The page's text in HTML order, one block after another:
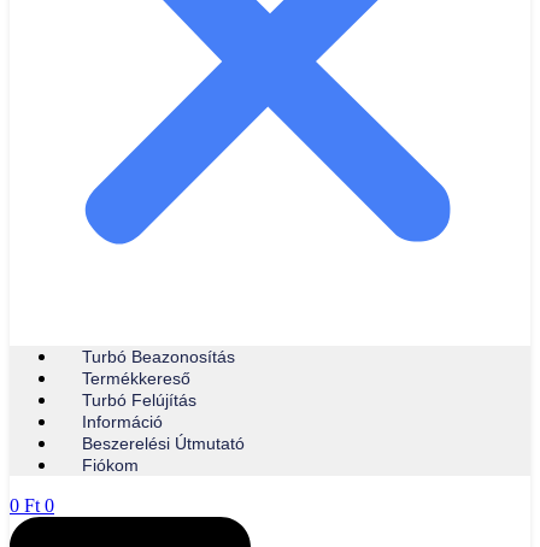
Turbó Beazonosítás
Termékkereső
Turbó Felújítás
Információ
Beszerelési Útmutató
Fiókom
0 Ft 0